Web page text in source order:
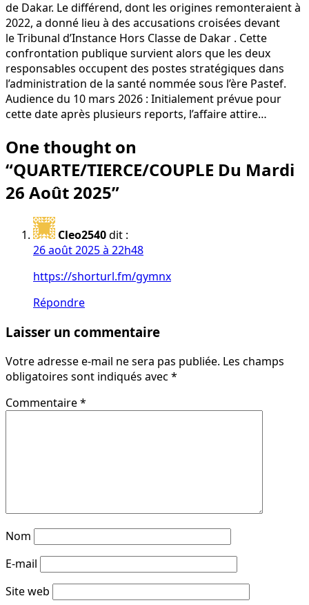
de Dakar. Le différend, dont les origines remonteraient à
2022, a donné lieu à des accusations croisées devant
le Tribunal d’Instance Hors Classe de Dakar . Cette
confrontation publique survient alors que les deux
responsables occupent des postes stratégiques dans
l’administration de la santé nommée sous l’ère Pastef.
Audience du 10 mars 2026 : Initialement prévue pour
cette date après plusieurs reports, l’affaire attire…
One thought on
“QUARTE/TIERCE/COUPLE Du Mardi
26 Août 2025”
Cleo2540dit :
26 août 2025 à 22h48
https://shorturl.fm/gymnx
Répondre
Laisser un commentaire
Votre adresse e-mail ne sera pas publiée. Les champs
obligatoires sont indiqués avec *
Commentaire*
Nom
E-mail
Site web